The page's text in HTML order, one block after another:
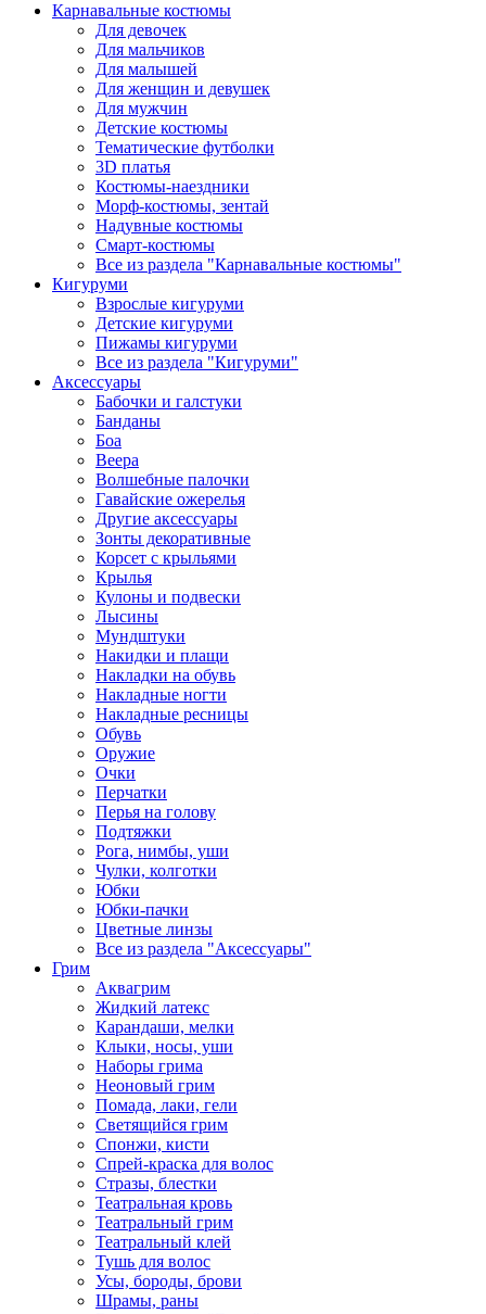
Карнавальные костюмы
Для девочек
Для мальчиков
Для малышей
Для женщин и девушек
Для мужчин
Детские костюмы
Тематические футболки
3D платья
Костюмы-наездники
Морф-костюмы, зентай
Надувные костюмы
Смарт-костюмы
Все из раздела "Карнавальные костюмы"
Кигуруми
Взрослые кигуруми
Детские кигуруми
Пижамы кигуруми
Все из раздела "Кигуруми"
Аксессуары
Бабочки и галстуки
Банданы
Боа
Веера
Волшебные палочки
Гавайские ожерелья
Другие аксессуары
Зонты декоративные
Корсет с крыльями
Крылья
Кулоны и подвески
Лысины
Мундштуки
Накидки и плащи
Накладки на обувь
Накладные ногти
Накладные ресницы
Обувь
Оружие
Очки
Перчатки
Перья на голову
Подтяжки
Рога, нимбы, уши
Чулки, колготки
Юбки
Юбки-пачки
Цветные линзы
Все из раздела "Аксессуары"
Грим
Аквагрим
Жидкий латекс
Карандаши, мелки
Клыки, носы, уши
Наборы грима
Неоновый грим
Помада, лаки, гели
Светящийся грим
Спонжи, кисти
Спрей-краска для волос
Стразы, блестки
Театральная кровь
Театральный грим
Театральный клей
Тушь для волос
Усы, бороды, брови
Шрамы, раны